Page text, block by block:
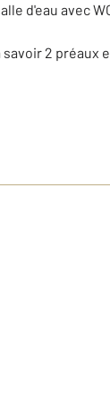
d'eau avec
2 préaux